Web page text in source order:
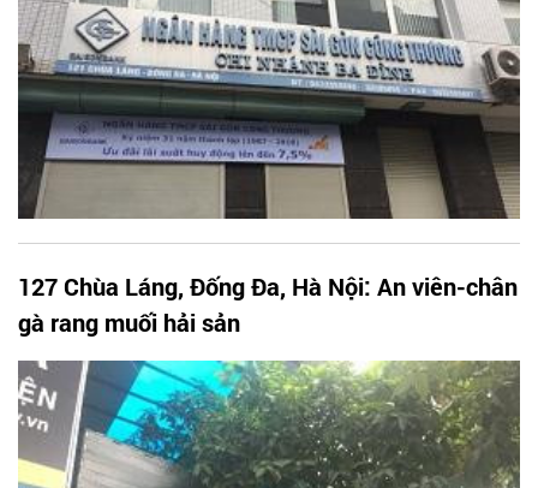
127 Chùa Láng, Đống Đa, Hà Nội: An viên-chân
gà rang muối hải sản